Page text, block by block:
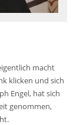
macht
klicken und sich
Engel, hat sich
genommen,